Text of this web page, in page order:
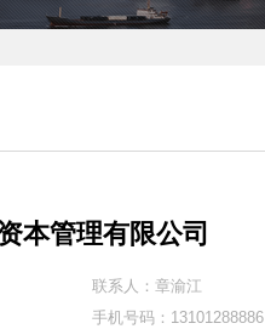
本管理有限公司
联系人：章渝江
手机号码：13101288886